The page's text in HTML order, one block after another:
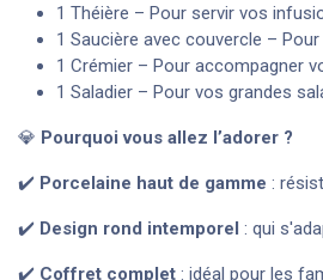
1 Théière – Pour servir vos
1 Saucière avec couvercle –
1 Crémier – Pour accompagner
1 Saladier – Pour vos grandes
💎 Pourquoi vous allez l’adorer ?
✔️ Porcelaine haut de gamme :
✔️ Design rond intemporel : qui
✔️ Coffret complet : idéal pour les